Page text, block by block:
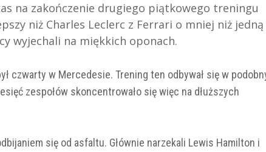
na zakończenie drugiego piątkowego treningu
niż Charles Leclerc z Ferrari o mniej niż jedną
wyjechali na miękkich oponach.
czwarty w Mercedesie. Trening ten odbywał się w
zespołów skoncentrowało się więc na dłuższych
się od asfaltu. Głównie narzekali Lewis Hamilton i